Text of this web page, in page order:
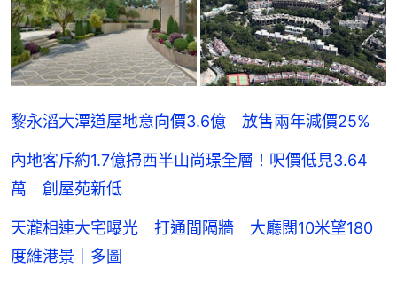
黎永滔大潭道屋地意向價3.6億 放售兩年減價25%
內地客斥約1.7億掃西半山尚璟全層！呎價低見3.64
萬 創屋苑新低
天瀧相連大宅曝光 打通間隔牆 大廳闊10米望180
度維港景｜多圖